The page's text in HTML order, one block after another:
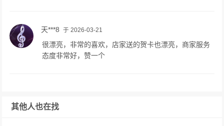
天***8 于 2026-03-21
很漂亮，非常的喜欢，店家送的贺卡也漂亮，商家服务
态度非常好，赞一个
其他人也在找